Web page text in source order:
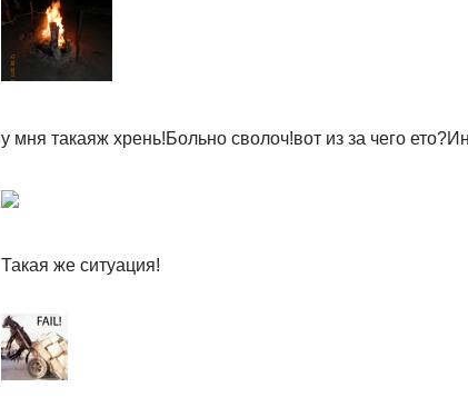
у мня такаяж хрень!Больно сволоч!вот из за чего
Такая же ситуация!